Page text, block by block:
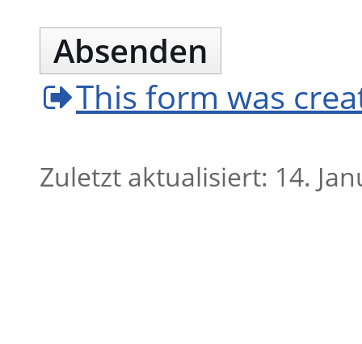
Absenden
This form was
Zuletzt aktualisiert: 14.